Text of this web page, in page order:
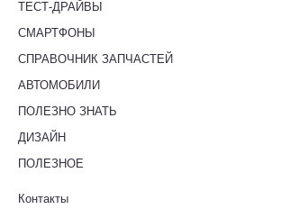
ТЕСТ-ДРАЙВЫ
СМАРТФОНЫ
СПРАВОЧНИК ЗАПЧАСТЕЙ
АВТОМОБИЛИ
ПОЛЕЗНО ЗНАТЬ
ДИЗАЙН
ПОЛЕЗНОЕ
Контакты